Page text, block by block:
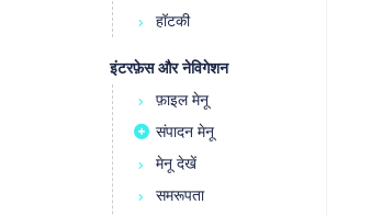
हॉटकी
इंटरफ़ेस और नेविगेशन
फ़ाइल मेनू
संपादन मेनू
मेनू देखें
समरूपता